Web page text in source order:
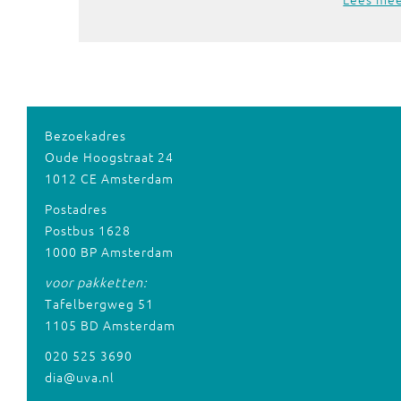
Bezoekadres
Oude Hoogstraat 24
1012 CE Amsterdam
Postadres
Postbus 1628
1000 BP Amsterdam
voor pakketten:
Tafelbergweg 51
1105 BD Amsterdam
020 525 3690
dia@uva.nl